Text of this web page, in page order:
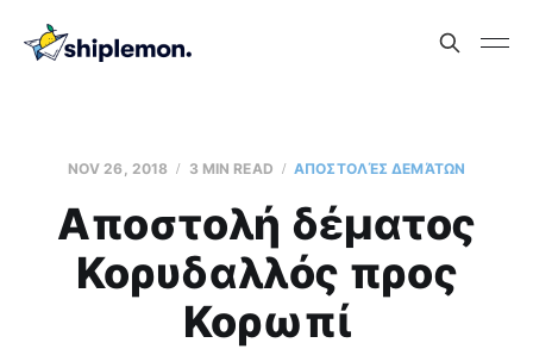
NOV 26, 2018 3 MIN READ AΠΟΣΤΟΛΈΣ ΔΕΜΆΤΩΝ
Aποστολή δέματος
Κορυδαλλός προς
Κορωπί